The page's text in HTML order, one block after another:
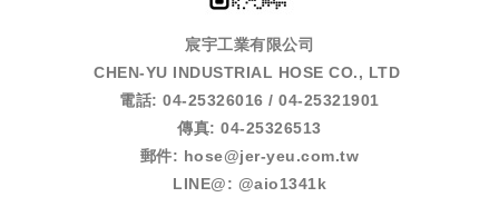
宸宇工業有限公司
CHEN-YU INDUSTRIAL HOSE CO., LTD
電話: 04-25326016 / 04-25321901
傳真: 04-25326513
郵件: hose@jer-yeu.com.tw
LINE@: @aio1341k